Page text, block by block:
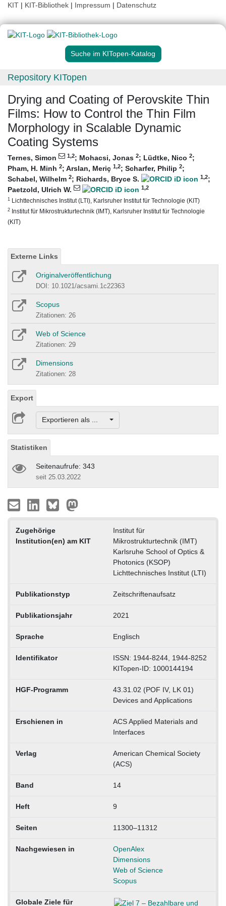
KIT | KIT-Bibliothek | Impressum | Datenschutz
Suche im KITopen-Katalog
Repository KITopen
Drying and Coating of Perovskite Thin
Films: How to Control the Thin Film
Morphology in Scalable Dynamic
Coating Systems
Ternes, Simon 1,2; Mohacsi, Jonas 2; Lüdtke, Nico 2;
Pham, H. Minh 2; Arslan, Meriç 1,2; Scharfer, Philip 2;
Schabel, Wilhelm 2; Richards, Bryce S. 1,2;
Paetzold, Ulrich W.
1,2
1 Lichttechnisches Institut (LTI), Karlsruher Institut für Technologie (KIT)
2 Institut für Mikrostrukturtechnik (IMT), Karlsruher Institut für Technologie
(KIT)
Externe Links
Originalveröffentlichung
DOI: 10.1021/acsami.1c22363
Scopus
Zitationen: 26
Web of Science
Zitationen: 29
Dimensions
Zitationen: 28
Export
Exportieren als ...
Statistiken
Seitenaufrufe: 343
seit 25.03.2022
Zugehörige
Institution(en) am KIT
Institut für
Mikrostrukturtechnik (IMT)
Karlsruhe School of Optics &
Photonics (KSOP)
Lichttechnisches Institut (LTI)
Publikationstyp Zeitschriftenaufsatz
Publikationsjahr 2021
Sprache Englisch
Identifikator
ISSN: 1944-8244, 1944-8252
KITopen-ID: 1000144194
HGF-Programm
43.31.02 (POF IV, LK 01)
Devices and Applications
Erschienen in
ACS Applied Materials and
Interfaces
Verlag
American Chemical Society
(ACS)
Band 14
Heft 9
Seiten 11300–11312
Nachgewiesen in
OpenAlex
Dimensions
Web of Science
Scopus
Globale Ziele für